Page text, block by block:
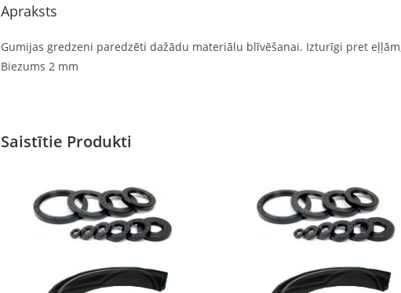
Apraksts
Gumijas gredzeni paredzēti dažādu materiālu blīvēšanai. Izturīgi pret
Biezums 2 mm
Saistītie Produkti